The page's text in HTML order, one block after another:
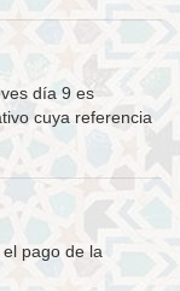
día 9 es
cuya referencia
pago de la